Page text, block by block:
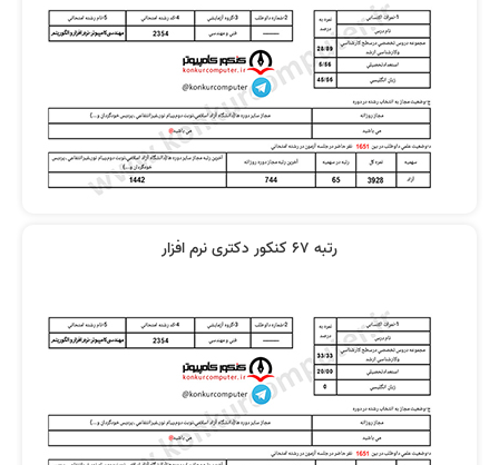
رتبه 67 کنکور دکتری نرم افزار